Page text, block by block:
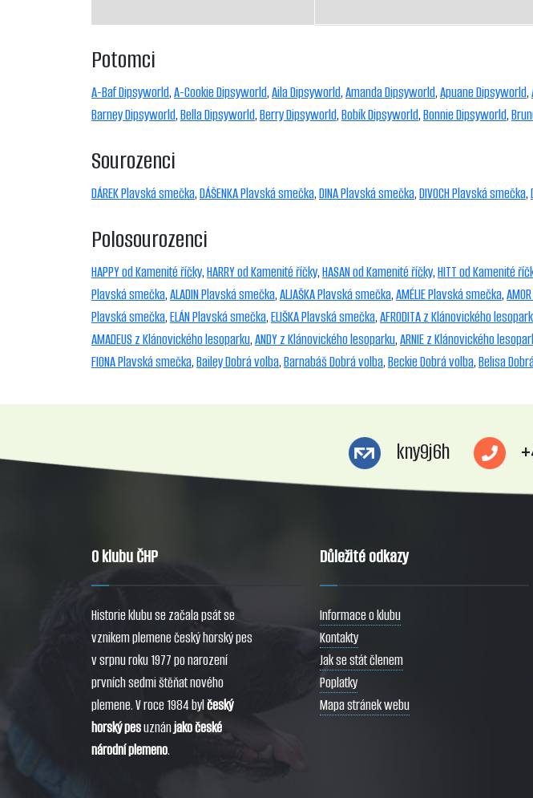
Potomci
A-Baf Dipsyworld,A-Cookie Dipsyworld,Aila Dipsyworld,Amanda Dipsyworld,Apuane Dipsyworld,
Barney Dipsyworld,Bella Dipsyworld,Berry Dipsyworld,Bobík Dipsyworld,Bonnie Dipsyworld,
Sourozenci
DÁREK Plavská smečka,DÁŠENKA Plavská smečka,DINA Plavská smečka,DIVOCH Plavská smečka,
Polosourozenci
HAPPY od Kamenité říčky,HARRY od Kamenité říčky,HASAN od Kamenité říčky,HITT od Kamenité
Plavská smečka,ALADIN Plavská smečka,ALJAŠKA Plavská smečka,AMÉLIE Plavská smečka,
Plavská smečka,ELÁN Plavská smečka,ELIŠKA Plavská smečka,AFRODITA z Klánovického
AMADEUS z Klánovického lesoparku,ANDY z Klánovického lesoparku,ARNIE z Klánovického
FIONA Plavská smečka,Bailey Dobrá volba,Barnabáš Dobrá volba,Beckie Dobrá volba,Belisa
kny9j6h
O klubu ČHP
Historie klubu se začala psát se
vznikem plemene český horský pes
v srpnu roku 1977 po narození
prvních sedmi štěňat nového
plemene. V roce 1984 bylčeský
horský pesuznánjako české
národní plemeno.
Důležité odkazy
Informace o klubu
Kontakty
Jak se stát členem
Poplatky
Mapa stránek webu